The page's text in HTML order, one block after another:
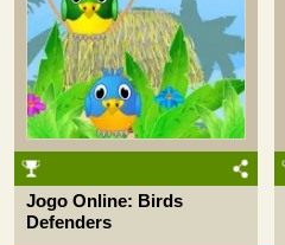
Jogo Online: Birds
Defenders